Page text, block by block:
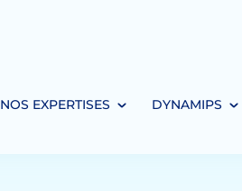
NOS EXPERTISES DYNAMIPS